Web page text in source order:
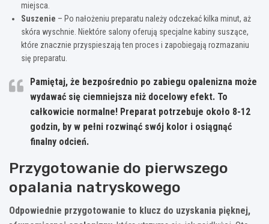
miejsca.
Suszenie – Po nałożeniu preparatu należy odczekać kilka minut, aż
skóra wyschnie. Niektóre salony oferują specjalne kabiny suszące,
które znacznie przyspieszają ten proces i zapobiegają rozmazaniu
się preparatu.
Pamiętaj, że bezpośrednio po zabiegu opalenizna może
wydawać się ciemniejsza niż docelowy efekt. To
całkowicie normalne! Preparat potrzebuje około 8-12
godzin, by w pełni rozwinąć swój kolor i osiągnąć
finalny odcień.
Przygotowanie do pierwszego
opalania natryskowego
Odpowiednie przygotowanie to klucz do uzyskania pięknej,